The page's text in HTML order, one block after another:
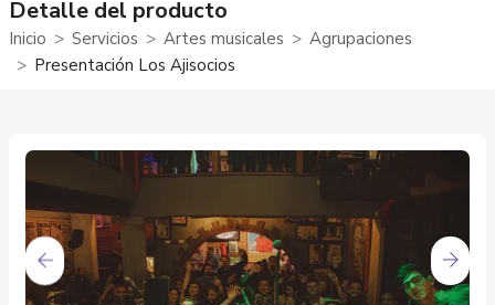
Detalle del producto
Inicio Servicios Artes musicales
Agrupaciones
Presentación Los Ajisocios